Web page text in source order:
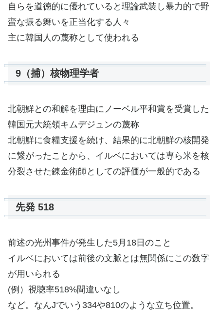
自らを道徳的に優れていると理論武装し暴力的で野
蛮な振る舞いを正当化する人々
主に韓国人の蔑称として使われる
9（捕）核物理学者
北朝鮮との和解を理由にノーベル平和賞を受賞した
韓国元大統領キムデジュンの蔑称
北朝鮮に食糧支援を続け、結果的に北朝鮮の核開発
に繋がったことから、イルベにおいては専ら米を核
分裂させた錬金術師としての評価が一般的である
先発 518
前述の光州事件が発生した5月18日のこと
イルベにおいては前後の文脈とは無関係にこの数字
が用いられる
(例）視聴率518%間違いなし
など。なんJでいう334や810のような立ち位置。